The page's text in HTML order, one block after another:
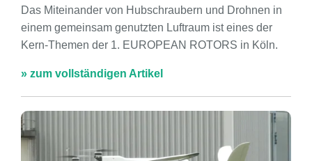
Das Miteinander von Hubschraubern und Drohnen in
einem gemeinsam genutzten Luftraum ist eines der
Kern-Themen der 1. EUROPEAN ROTORS in Köln.
» zum vollständigen Artikel